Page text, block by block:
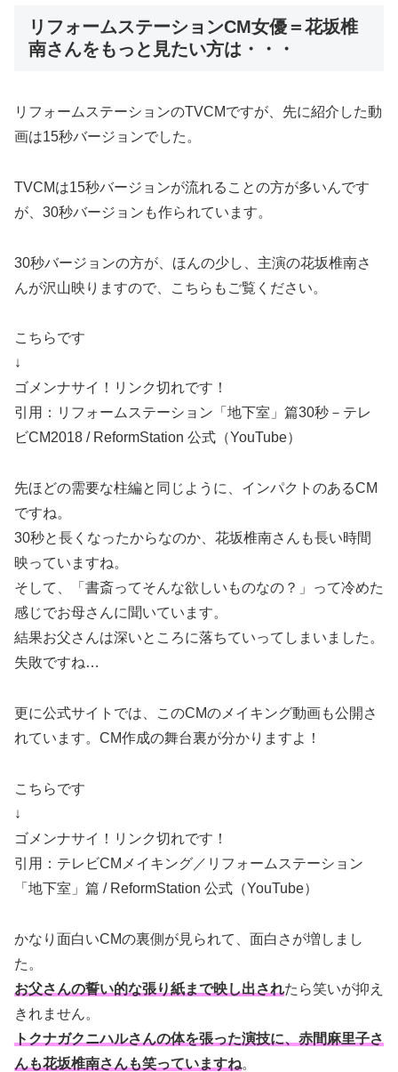
リフォームステーションCM女優＝花坂椎
南さんをもっと見たい方は・・・
リフォームステーションのTVCMですが、先に紹介した動
画は15秒バージョンでした。
TVCMは15秒バージョンが流れることの方が多いんです
が、30秒バージョンも作られています。
30秒バージョンの方が、ほんの少し、主演の花坂椎南さ
んが沢山映りますので、こちらもご覧ください。
こちらです
↓
ゴメンナサイ！リンク切れです！
引用：リフォームステーション「地下室」篇30秒－テレ
ビCM2018 / ReformStation 公式（YouTube）
先ほどの需要な柱編と同じように、インパクトのあるCM
ですね。
30秒と長くなったからなのか、花坂椎南さんも長い時間
映っていますね。
そして、「書斎ってそんな欲しいものなの？」って冷めた
感じでお母さんに聞いています。
結果お父さんは深いところに落ちていってしまいました。
失敗ですね…
更に公式サイトでは、このCMのメイキング動画も公開さ
れています。CM作成の舞台裏が分かりますよ！
こちらです
↓
ゴメンナサイ！リンク切れです！
引用：テレビCMメイキング／リフォームステーション
「地下室」篇 / ReformStation 公式（YouTube）
かなり面白いCMの裏側が見られて、面白さが増しまし
た。
お父さんの誓い的な張り紙まで映し出されたら笑いが抑え
きれません。
トクナガクニハルさんの体を張った演技に、赤間麻里子さ
んも花坂椎南さんも笑っていますね。